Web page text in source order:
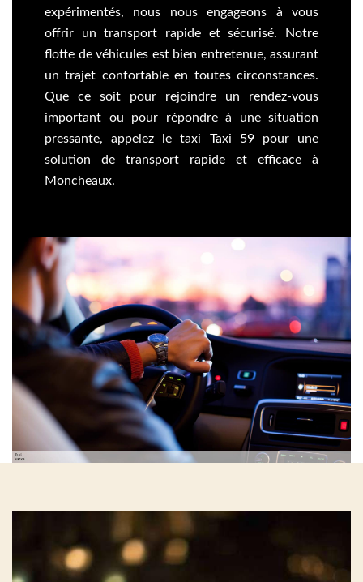
expérimentés, nous nous engageons à vous
offrir un transport rapide et sécurisé. Notre
flotte de véhicules est bien entretenue, assurant
un trajet confortable en toutes circonstances.
Que ce soit pour rejoindre un rendez-vous
important ou pour répondre à une situation
pressante, appelez le taxi Taxi 59 pour une
solution de transport rapide et efficace à
Moncheaux.